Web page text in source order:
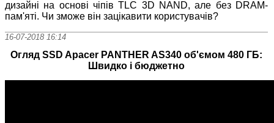
дизайні на основі чіпів TLC 3D NAND, але без DRAM-
пам'яті. Чи зможе він зацікавити користувачів?
16-07-2018 16:14
Огляд SSD Apacer PANTHER AS340 об'ємом 480 ГБ:
Швидко і бюджетно